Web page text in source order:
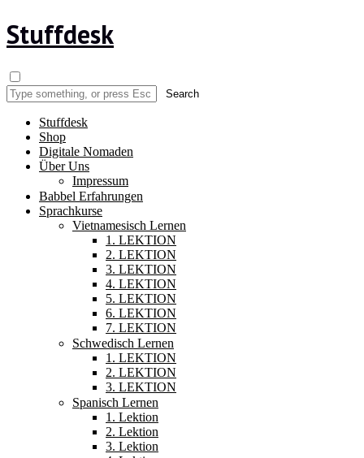
Stuffdesk
Stuffdesk
Shop
Digitale Nomaden
Über Uns
Impressum
Babbel Erfahrungen
Sprachkurse
Vietnamesisch Lernen
1. LEKTION
2. LEKTION
3. LEKTION
4. LEKTION
5. LEKTION
6. LEKTION
7. LEKTION
Schwedisch Lernen
1. LEKTION
2. LEKTION
3. LEKTION
Spanisch Lernen
1. Lektion
2. Lektion
3. Lektion